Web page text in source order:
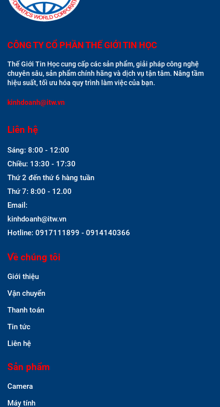
CÔNG TY CỔ PHẦN THẾ GIỚI TIN HỌC
Thế Giới Tin Học cung cấp các sản phẩm, giải pháp công nghệ
chuyên sâu, sản phẩm chính hãng và dịch vụ tận tâm. Nâng tầm
hiệu suất, tối ưu hóa quy trình làm việc của bạn.
kinhdoanh@itw.vn
Liên hệ
Sáng: 8:00 - 12:00
Chiều: 13:30 - 17:30
Thứ 2 đến thứ 6 hàng tuần
Thứ 7: 8:00 - 12.00
Email:
kinhdoanh@itw.vn
Hotline: 0917111899 - 0914140366
Về chúng tôi
Giới thiệu
Vận chuyển
Thanh toán
Tin tức
Liên hệ
Sản phẩm
Camera
Máy tính